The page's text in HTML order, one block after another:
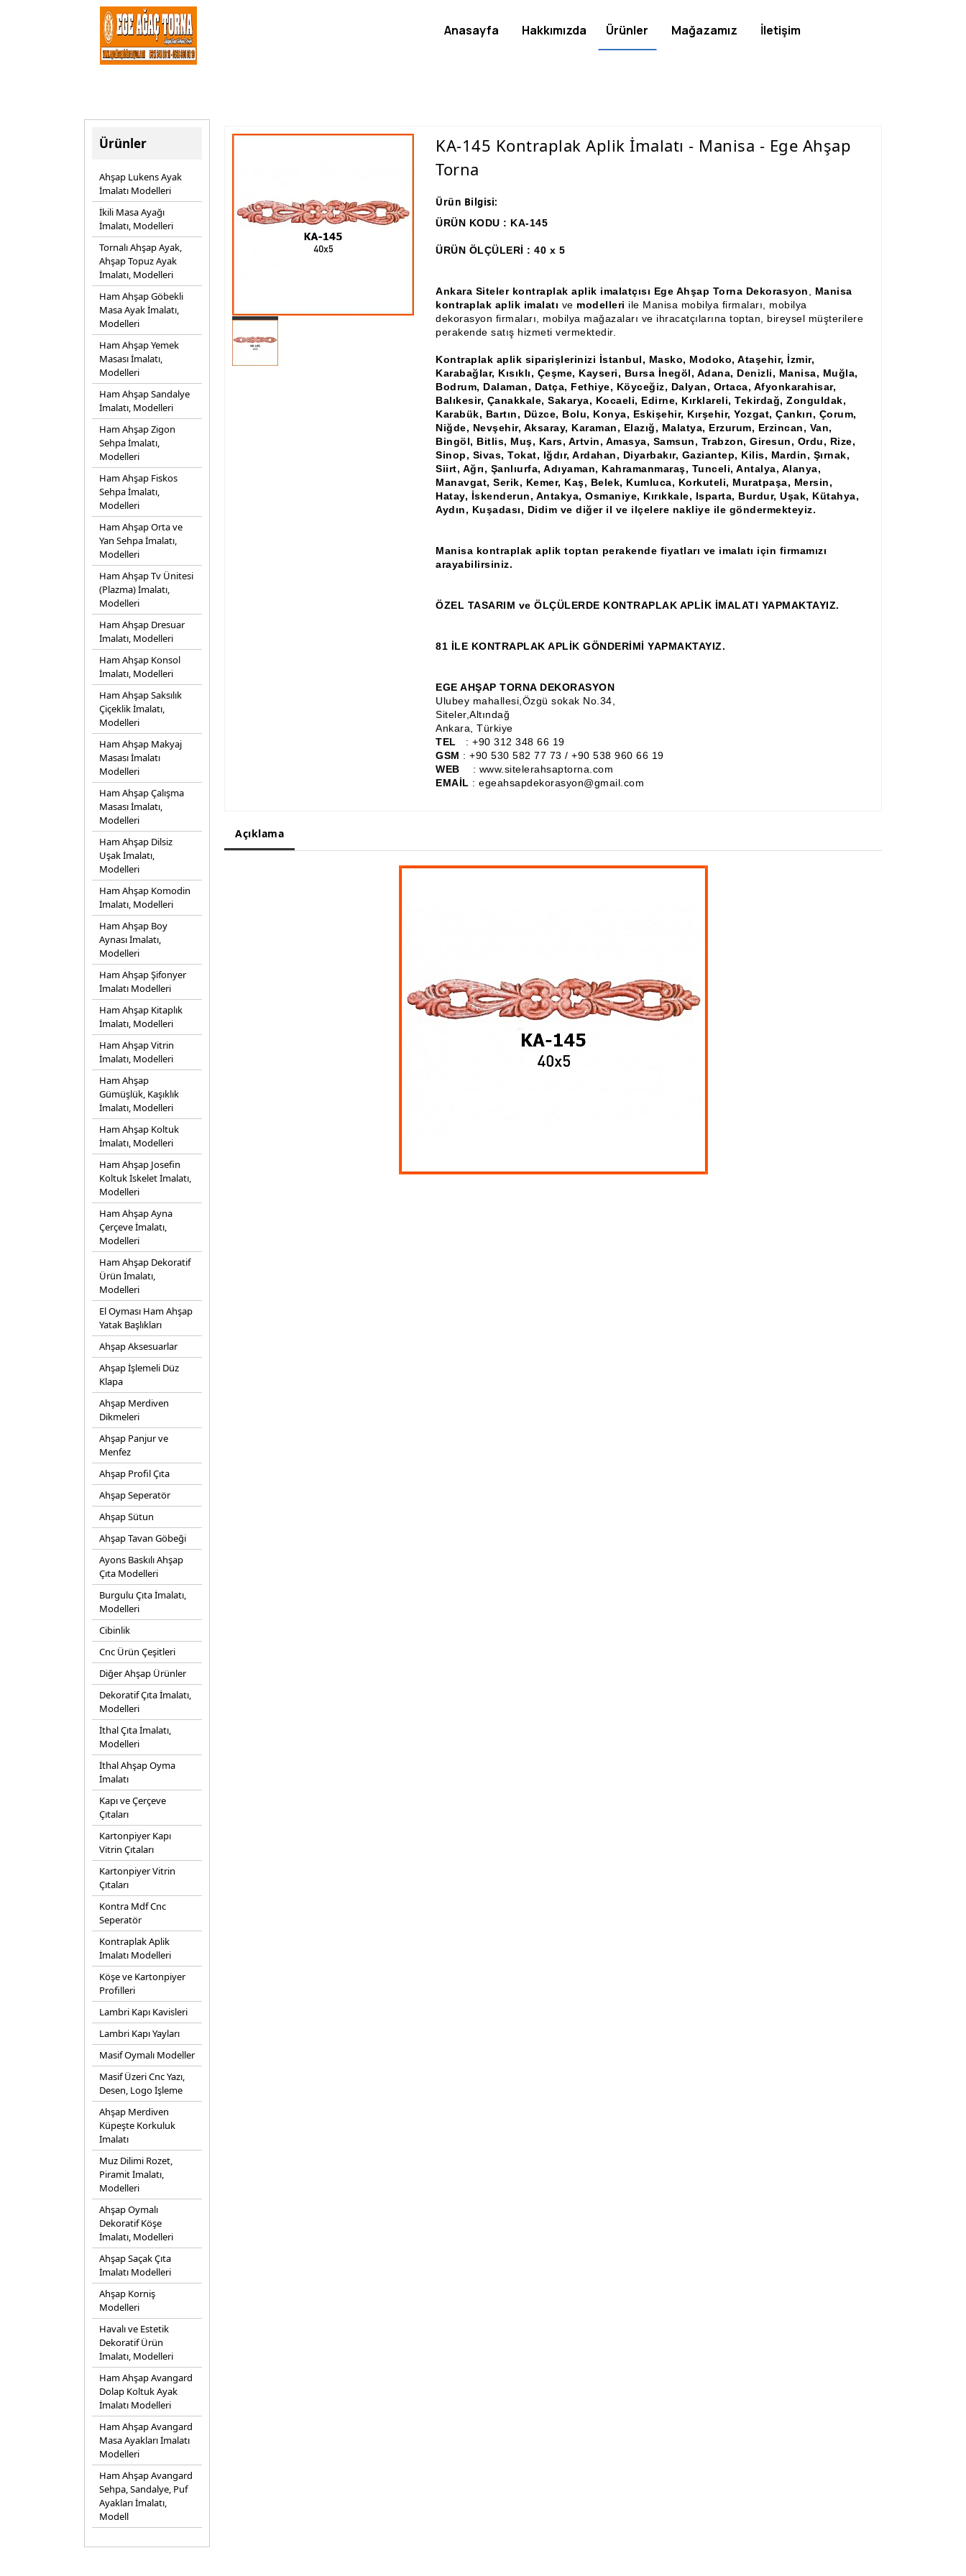
Ürünler
Ahşap Lukens Ayak
İmalatı Modelleri
İkili Masa Ayağı
İmalatı, Modelleri
Tornalı Ahşap Ayak,
Ahşap Topuz Ayak
İmalatı, Modelleri
Ham Ahşap Göbekli
Masa Ayak İmalatı,
Modelleri
Ham Ahşap Yemek
Masası İmalatı,
Modelleri
Ham Ahşap Sandalye
İmalatı, Modelleri
Ham Ahşap Zigon
Sehpa İmalatı,
Modelleri
Ham Ahşap Fiskos
Sehpa İmalatı,
Modelleri
Ham Ahşap Orta ve
Yan Sehpa İmalatı,
Modelleri
Ham Ahşap Tv Ünitesi
(Plazma) İmalatı,
Modelleri
Ham Ahşap Dresuar
İmalatı, Modelleri
Ham Ahşap Konsol
İmalatı, Modelleri
Ham Ahşap Saksılık
Çiçeklik İmalatı,
Modelleri
Ham Ahşap Makyaj
Masası İmalatı
Modelleri
Ham Ahşap Çalışma
Masası İmalatı,
Modelleri
Ham Ahşap Dilsiz
Uşak İmalatı,
Modelleri
Ham Ahşap Komodin
İmalatı, Modelleri
Ham Ahşap Boy
Aynası İmalatı,
Modelleri
Ham Ahşap Şifonyer
İmalatı Modelleri
Ham Ahşap Kitaplık
İmalatı, Modelleri
Ham Ahşap Vitrin
İmalatı, Modelleri
Ham Ahşap
Gümüşlük, Kaşıklık
İmalatı, Modelleri
Ham Ahşap Koltuk
İmalatı, Modelleri
Ham Ahşap Josefin
Koltuk İskelet İmalatı,
Modelleri
Ham Ahşap Ayna
Çerçeve İmalatı,
Modelleri
Ham Ahşap Dekoratif
Ürün İmalatı,
Modelleri
El Oyması Ham Ahşap
Yatak Başlıkları
Ahşap Aksesuarlar
Ahşap İşlemeli Düz
Klapa
Ahşap Merdiven
Dikmeleri
Ahşap Panjur ve
Menfez
Ahşap Profil Çıta
Ahşap Seperatör
Ahşap Sütun
Ahşap Tavan Göbeği
Ayons Baskılı Ahşap
Çıta Modelleri
Burgulu Çıta İmalatı,
Modelleri
Cibinlik
Cnc Ürün Çeşitleri
Diğer Ahşap Ürünler
Dekoratif Çıta İmalatı,
Modelleri
İthal Çıta İmalatı,
Modelleri
İthal Ahşap Oyma
İmalatı
Kapı ve Çerçeve
Çıtaları
Kartonpiyer Kapı
Vitrin Çıtaları
Kartonpiyer Vitrin
Çıtaları
Kontra Mdf Cnc
Seperatör
Kontraplak Aplik
İmalatı Modelleri
Köşe ve Kartonpiyer
Profilleri
Lambri Kapı Kavisleri
Lambri Kapı Yayları
Masif Oymalı Modeller
Masif Üzeri Cnc Yazı,
Desen, Logo İşleme
Ahşap Merdiven
Küpeşte Korkuluk
İmalatı
Muz Dilimi Rozet,
Piramit İmalatı,
Modelleri
Ahşap Oymalı
Dekoratif Köşe
İmalatı, Modelleri
Ahşap Saçak Çıta
İmalatı Modelleri
Ahşap Korniş
Modelleri
Havalı ve Estetik
Dekoratif Ürün
İmalatı, Modelleri
Ham Ahşap Avangard
Dolap Koltuk Ayak
İmalatı Modelleri
Ham Ahşap Avangard
Masa Ayakları İmalatı
Modelleri
Ham Ahşap Avangard
Sehpa, Sandalye, Puf
Ayakları İmalatı,
Modell
KA-145 Kontraplak Aplik İmalatı - Manisa - Ege Ahşap
Torna
Ürün Bilgisi:
ÜRÜN KODU : KA-145
ÜRÜN ÖLÇÜLERİ : 40 x 5
Ankara Siteler kontraplak aplik imalatçısı Ege Ahşap Torna Dekorasyon
Manisa
kontraplak aplik imalatı ve modelleri ile Manisa mobilya firmaları, mobilya
dekorasyon firmaları, mobilya mağazaları ve ihracatçılarına toptan, bireysel müşterilere
perakende satış hizmeti vermektedir.
Kontraplak aplik siparişlerinizi İstanbul, Masko, Modoko, Ataşehir, İzmir,
Karabağlar, Kısıklı, Çeşme, Kayseri, Bursa İnegöl, Adana, Denizli, Manisa, Muğla,
Bodrum, Dalaman, Datça, Fethiye, Köyceğiz, Dalyan, Ortaca, Afyonkarahisar,
Balıkesir, Çanakkale, Sakarya, Kocaeli, Edirne, Kırklareli, Tekirdağ, Zonguldak,
Karabük, Bartın, Düzce, Bolu, Konya, Eskişehir, Kırşehir, Yozgat, Çankırı, Çorum,
Niğde, Nevşehir, Aksaray, Karaman, Elazığ, Malatya, Erzurum, Erzincan, Van,
Bingöl, Bitlis, Muş, Kars, Artvin, Amasya, Samsun, Trabzon, Giresun, Ordu, Rize,
Sinop, Sivas, Tokat, Iğdır, Ardahan, Diyarbakır, Gaziantep, Kilis, Mardin, Şırnak,
Siirt, Ağrı, Şanlıurfa, Adıyaman, Kahramanmaraş, Tunceli, Antalya, Alanya,
Manavgat, Serik, Kemer, Kaş, Belek, Kumluca, Korkuteli, Muratpaşa, Mersin,
Hatay, İskenderun, Antakya, Osmaniye, Kırıkkale, Isparta, Burdur, Uşak, Kütahya,
Aydın, Kuşadası, Didim ve diğer il ve ilçelere nakliye ile göndermekteyiz.
Manisa kontraplak aplik toptan perakende fiyatları ve imalatı için firmamızı
arayabilirsiniz.
ÖZEL TASARIM ve ÖLÇÜLERDE KONTRAPLAK APLİK İMALATI YAPMAKTAYIZ.
81 İLE KONTRAPLAK APLİK GÖNDERİMİ YAPMAKTAYIZ.
EGE AHŞAP TORNA DEKORASYON
Ulubey mahallesi,Özgü sokak No.34,
Siteler,Altındağ
Ankara, Türkiye
TEL : +90 312 348 66 19
GSM : +90 530 582 77 73 / +90 538 960 66 19
WEB : www.sitelerahsaptorna.com
EMAİL : egeahsapdekorasyon@gmail.com
Açıklama
Anasayfa Hakkımızda Ürünler Mağazamız İletişim